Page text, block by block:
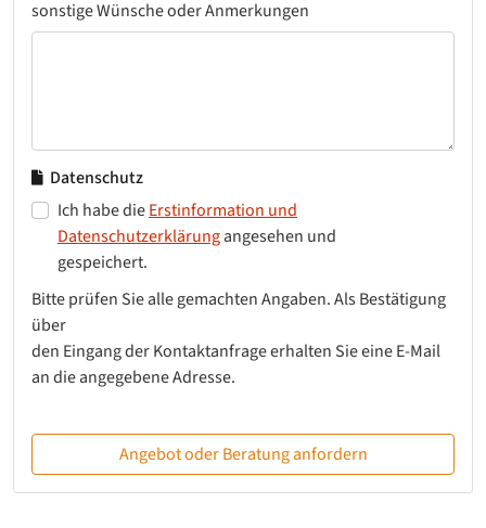
sonstige Wünsche oder Anmerkungen
Datenschutz
Ich habe dieErstinformation und
Datenschutzerklärungangesehen und
gespeichert.
Bitte prüfen Sie alle gemachten Angaben. Als Bestätigung
über
den Eingang der Kontaktanfrage erhalten Sie eine E-Mail
an die angegebene Adresse.
Angebot oder Beratung anfordern